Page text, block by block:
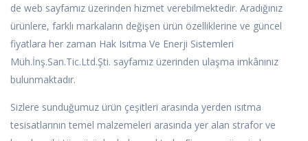
de web sayfamız üzerinden hizmet verebilmektedir. Aradığınız
ürünlere, farklı markaların değişen ürün özelliklerine ve güncel
fiyatlara her zaman Hak Isıtma Ve Enerji Sistemleri
Müh.İnş.San.Tic.Ltd.Şti. sayfamız üzerinden ulaşma imkânınız
bulunmaktadır.
Sizlere sunduğumuz ürün çeşitleri arasında yerden ısıtma
tesisatlarının temel malzemeleri arasında yer alan strafor ve